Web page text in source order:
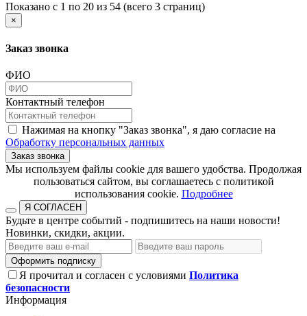
Показано с 1 по 20 из 54 (всего 3 страниц)
×
Заказ звонка
ФИО
Контактный телефон
Нажимая на кнопку "Заказ звонка", я даю согласие на
Обработку персональных данных
Заказ звонка
​​​​​​​Мы используем файлы cookie для вашего удобства. Продолжая
пользоваться сайтом, вы соглашаетесь с политикой
использования cookie.​​​​​​​ Подробнее
Я СОГЛАСЕН
Будьте в центре событий - подпишитесь на наши новости!
Новинки, скидки, акции.
Оформить подписку
Я прочитал и согласен с условиями Политика
безопасности
Информация